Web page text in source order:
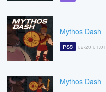
Mythos Dash
PS5 02-20 01:01
Mythos Dash